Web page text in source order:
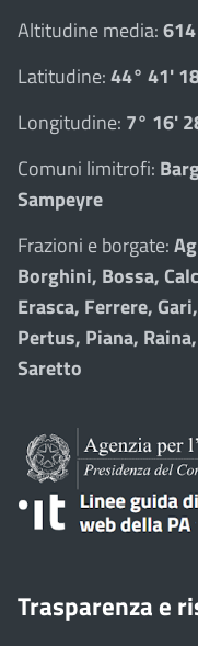
Altitudine media:614
Latitudine:44° 41'
Longitudine: 7° 16'
Comuni limitrofi:
Sampeyre
Frazioni e borgate:
Borghini, Bossa,
Erasca, Ferrere,
Pertus, Piana,
Saretto
Trasparenza e